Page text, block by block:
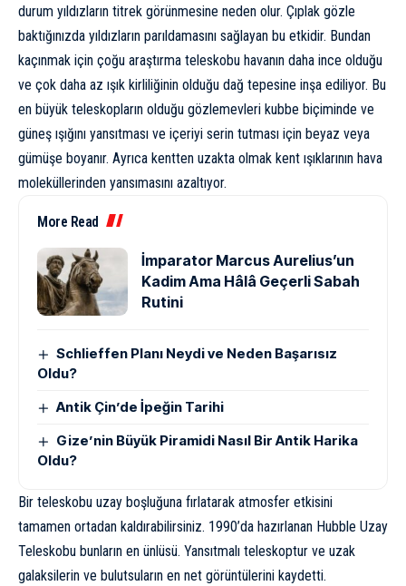
durum yıldızların titrek görünmesine neden olur. Çıplak gözle
baktığınızda yıldızların parıldamasını sağlayan bu etkidir. Bundan
kaçınmak için çoğu araştırma teleskobu havanın daha ince olduğu
ve çok daha az ışık kirliliğinin olduğu dağ tepesine inşa ediliyor. Bu
en büyük teleskopların olduğu gözlemevleri kubbe biçiminde ve
güneş ışığını yansıtması ve içeriyi serin tutması için beyaz veya
gümüşe boyanır. Ayrıca kentten uzakta olmak kent ışıklarının hava
moleküllerinden yansımasını azaltıyor.
More Read
İmparator Marcus Aurelius’un
Kadim Ama Hâlâ Geçerli Sabah
Rutini
Schlieffen Planı Neydi ve Neden Başarısız
Oldu?
Antik Çin’de İpeğin Tarihi
Gize’nin Büyük Piramidi Nasıl Bir Antik Harika
Oldu?
Bir teleskobu uzay boşluğuna fırlatarak atmosfer etkisini
tamamen ortadan kaldırabilirsiniz. 1990’da hazırlanan Hubble Uzay
Teleskobu bunların en ünlüsü. Yansıtmalı teleskoptur ve uzak
galaksilerin ve bulutsuların en net görüntülerini kaydetti.